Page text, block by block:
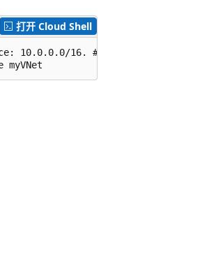
打开 Cloud Shell
10.0.0.0/16. ##